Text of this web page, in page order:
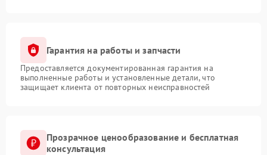
Гарантия на работы и запчасти
Предоставляется документированная гарантия на
выполненные работы и установленные детали, что
защищает клиента от повторных неисправностей
Прозрачное ценообразование и бесплатная
консультация